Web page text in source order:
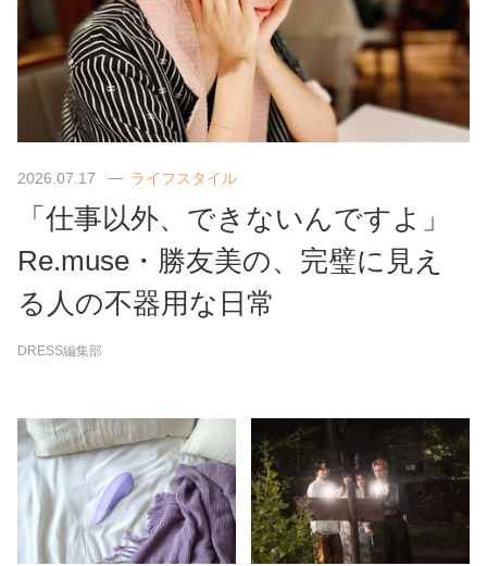
2026.07.17 ライフスタイル
「仕事以外、できないんですよ」
Re.muse・勝友美の、完璧に見え
る人の不器用な日常
DRESS編集部